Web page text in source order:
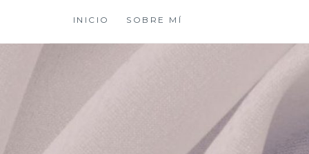
contenido
INICIO SOBRE MÍ
XIOMY LAMADRID